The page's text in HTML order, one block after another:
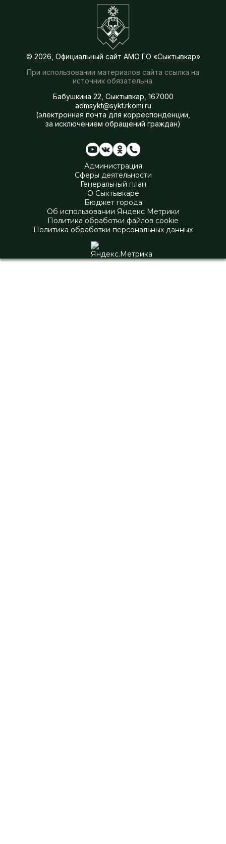
© 2026, Официальный сайт АМО ГО «Сыктывкар»
При использовании материалов сайта ссылка на
источник обязательна.
Бабушкина 22, Сыктывкар, 167000
admsykt@sykt.rkomi.ru
(электронная почта для корреспонденции,
за исключением обращений граждан)
Администрация
Сферы деятельности
Генеральный план
О Сыктывкаре
Бюджет города
Об использовании Яндекс Метрики
Политика обработки файлов cookie
Политика обработки персональных данных